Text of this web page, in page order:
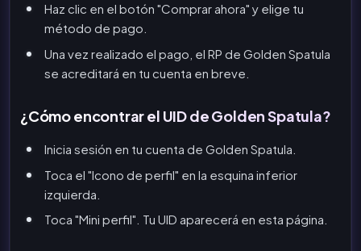
Haz clic en el botón "Comprar ahora" y elige tu
método de pago.
Una vez realizado el pago, el RP de Golden Spatula
se acreditará en tu cuenta en breve.
¿Cómo encontrar el UID de Golden Spatula?
Inicia sesión en tu cuenta de Golden Spatula.
Toca el "Icono de perfil" en la esquina inferior
izquierda.
Toca "Mini perfil". Tu UID aparecerá en esta página.